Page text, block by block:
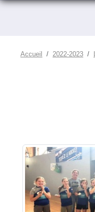
Accueil 2022-2023